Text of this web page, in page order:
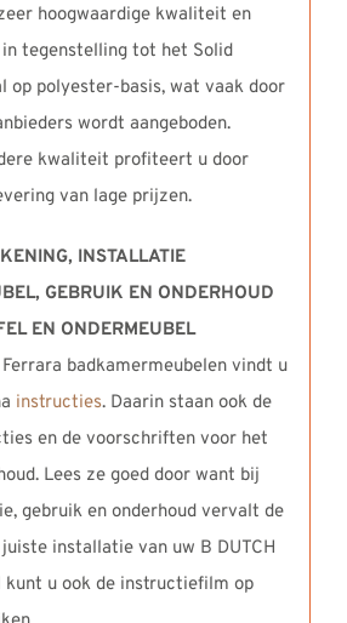
hoogwaardige kwaliteit en
tegenstelling tot het Solid
op polyester-basis, wat vaak door
wordt aangeboden.
kwaliteit profiteert u door
van lage prijzen.
INSTALLATIE
GEBRUIK EN ONDERHOUD
EN ONDERMEUBEL
badkamermeubelen vindt u
instructies. Daarin staan ook de
en de voorschriften voor het
Lees ze goed door want bij
gebruik en onderhoud vervalt de
installatie van uw B DUTCH
kunt u ook de instructiefilm op